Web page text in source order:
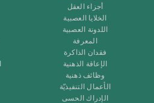
أجزاء العقل
الخلايا العصبية
اللدونة العصبية
المعرفة
فقدان الذاكرة
الإعاقة الذهنية
وظائف ذهنية
الأعمال التنفيذيّة
الإدراك الحسى